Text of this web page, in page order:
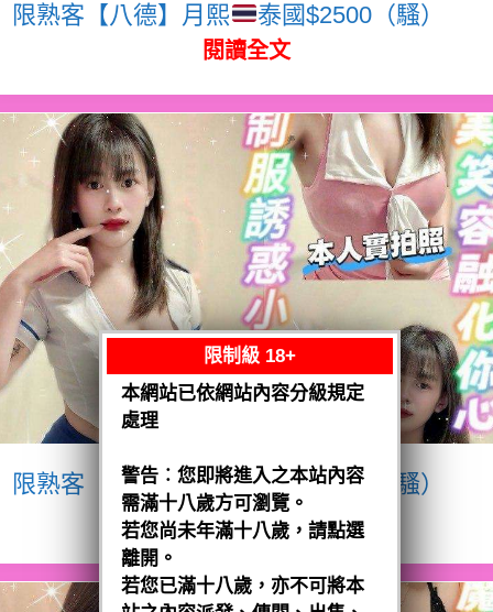
限熟客【八德】月熙 泰國$2500（騷）
閱讀全文
限熟客【八德】宥瑄 泰國$2500（騷）
閱讀全文
限制級 18+
本網站已依網站內容分級規定
處理
警告︰您即將進入之本站內容
需滿十八歲方可瀏覽。
若您尚未年滿十八歲，請點選
離開。
若您已滿十八歲，亦不可將本